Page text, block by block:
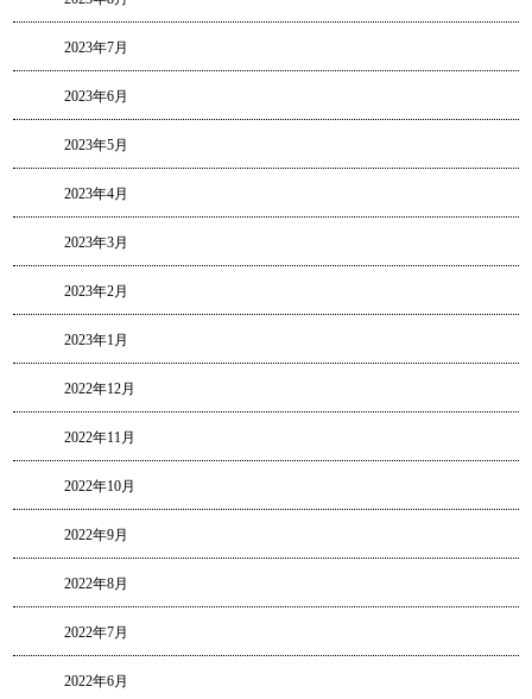
2023年7月
2023年6月
2023年5月
2023年4月
2023年3月
2023年2月
2023年1月
2022年12月
2022年11月
2022年10月
2022年9月
2022年8月
2022年7月
2022年6月